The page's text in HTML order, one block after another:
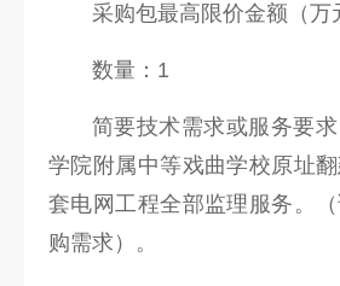
采购包最高限价金额（万
数量：1
简要技术需求或服务要
学院附属中等戏曲学校原址
套电网工程全部监理服务。
购需求）。